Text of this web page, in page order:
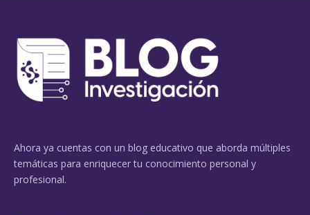
Ahora ya cuentas con un blog educativo que aborda múltiples
temáticas para enriquecer tu conocimiento personal y
profesional.